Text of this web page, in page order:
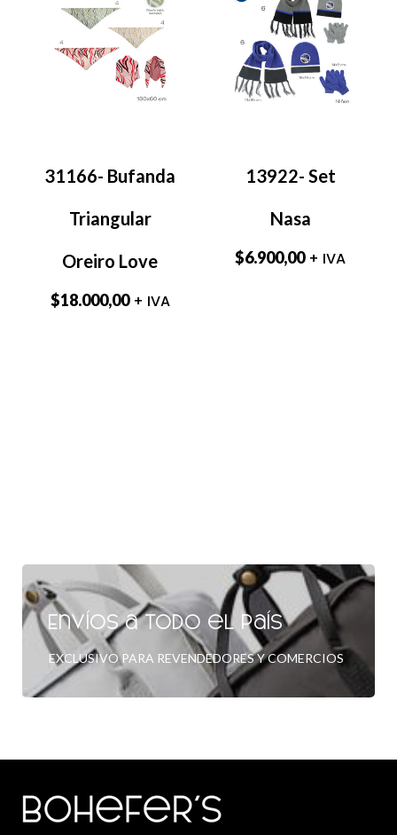
31166- Bufanda
Triangular
Oreiro Love
$18.000,00 + IVA
13922- Set
Nasa
$6.900,00 + IVA
Envíos a todo el país
EXCLUSIVO PARA REVENDEDORES Y COMERCIOS